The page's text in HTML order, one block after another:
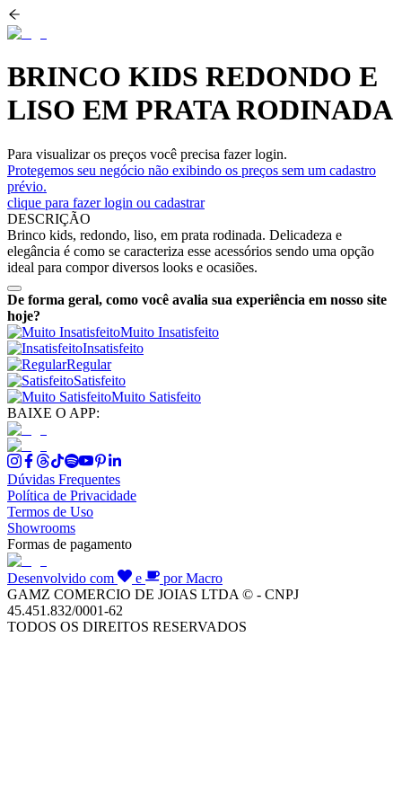
BRINCO KIDS REDONDO E
LISO EM PRATA RODINADA
Para visualizar os preços você precisa fazer login.
Protegemos seu negócio não exibindo os preços sem um cadastro
prévio.
clique para fazer login ou cadastrar
DESCRIÇÃO
Brinco kids, redondo, liso, em prata rodinada. Delicadeza e
elegância é como se caracteriza esse acessórios sendo uma opção
ideal para compor diversos looks e ocasiões.
De forma geral, como você avalia sua experiência em nosso site
hoje?
Muito Insatisfeito
Insatisfeito
Regular
Satisfeito
Muito Satisfeito
BAIXE O APP:
Dúvidas Frequentes
Política de Privacidade
Termos de Uso
Showrooms
Formas de pagamento
Desenvolvido com e
por Macro
GAMZ COMERCIO DE JOIAS LTDA © - CNPJ
45.451.832/0001-62
TODOS OS DIREITOS RESERVADOS